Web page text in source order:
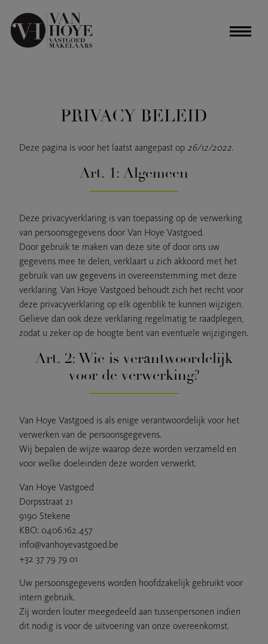
PRIVACY BELEID
Deze pagina is voor het laatst aangepast op 26/12/2022.
Art. 1: Algemeen
Deze privacyverklaring is van toepassing op de verwerking
van persoonsgegevens door Van Hoye Vastgoed.
Door gebruik te maken van deze site of door ons uw
gegevens mee te delen, verklaart u zich akkoord met het
gebruik van uw gegevens in overeenstemming met deze
verklaring. Van Hoye Vastgoed behoudt zich het recht voor
deze privacyverklaring op elk ogenblik te kunnen wijzigen.
Gelieve dan ook deze verklaring regelmatig te raadplegen,
zodat u zeker op de hoogte bent van eventuele wijzigingen.
Art. 2: Wie is verantwoordelijk
voor de verwerking?
Van Hoye Vastgoed is als enige verantwoordelijk voor het
verwerken van de persoonsgegevens.
Wij bepalen de wijze waarop deze worden verzameld en
voor welke doeleinden deze worden verwerkt.
Van Hoye Vastgoed
Dorpsstraat 21
9190 Stekene
KBO: 0406.162.457
info@vanhoyevastgoed.be
+32 37 79 79 01
Uw persoonsgegevens worden hoofdzakelijk gebruikt voor
intern gebruik.
Zij worden louter meegedeeld aan tussenpersonen indien
dit nodig is voor de uitvoering van onze overeenkomst.